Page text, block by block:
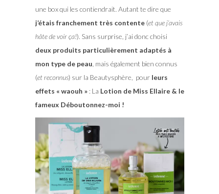
une box qui les contiendrait. Autant te dire que
j’étais franchement très contente(et que j’avais
hâte de voir ça!). Sans surprise, j’ai donc choisi
deux produits particulièrement adaptés à
mon type de peau , mais également bien connus
(et reconnus) sur la Beautysphère, pour leurs
effets « waouh »: La Lotion de Miss Ellaire & le
fameux Déboutonnez-moi !